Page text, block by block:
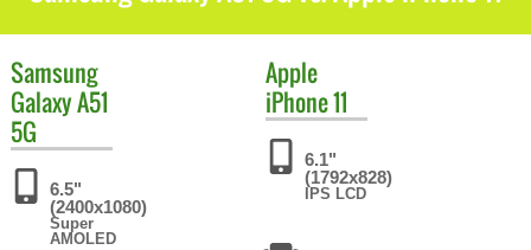
Samsung
Galaxy A51
5G
6.5"
(2400x1080)
Super
AMOLED
Apple
iPhone 11
6.1"
(1792x828)
IPS LCD